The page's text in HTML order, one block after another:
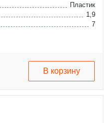
Пластик
1,9
7
В корзину